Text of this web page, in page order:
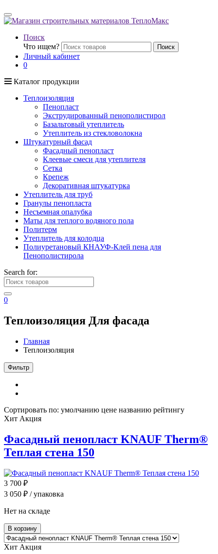
Поиск
Что ищем?
Поиск
Личный кабинет
0
Каталог продукции
Теплоизоляция
Пенопласт
Экструдированный пенополистирол
Базальтовый утеплитель
Утеплитель из стекловолокна
Штукатурный фасад
Фасадный пенопласт
Клеевые смеси для утеплителя
Сетка
Крепеж
Декоративная штукатурка
Утеплитель для труб
Гранулы пенопласта
Несъемная опалубка
Маты для теплого водяного пола
Политерм
Утеплитель для колодца
Полиуретановый КНАУФ-Клей пена для
Пенополистирола
Search for:
0
Теплоизоляция Для фасада
Главная
Теплоизоляция
Фильтр
Сортировать по: умолчанию цене названию рейтингу
Хит Акция
Фасадный пенопласт KNAUF Therm®
Теплая стена 150
3 700 ₽
3 050 ₽ / упаковка
Нет на складе
В корзину
Хит Акция